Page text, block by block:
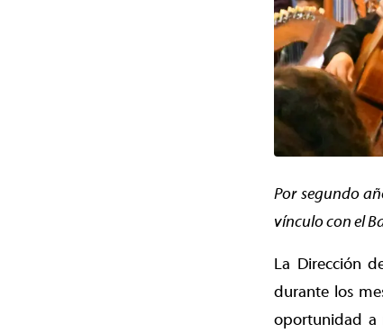
Por segundo
vínculo con el
La Dirección
durante los
oportunidad a